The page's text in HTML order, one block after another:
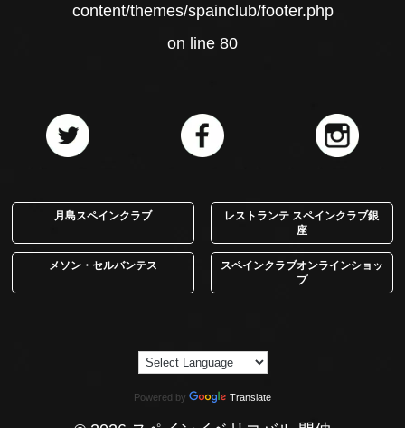
content/themes/spainclub/footer.php
on line 80
月島スペインクラブ
レストランテ スペインクラブ銀
座
メソン・セルバンテス
スペインクラブオンラインショッ
プ
Powered by Translate